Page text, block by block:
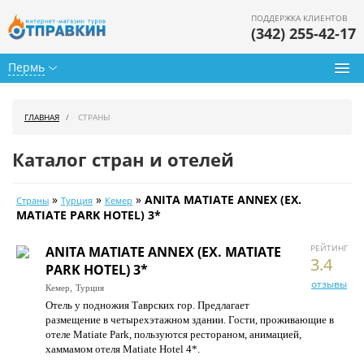
Пермь
ПОДДЕРЖКА КЛИЕНТОВ
(342) 255-42-17
Календарь туров
Цены дня
Страны
Как купить
О нас
ГЛАВНАЯ СТРАНЫ
Каталог стран и отелей
Страны » Турция » Кемер » ANITA MATIATE ANNEX (EX.
MATIATE PARK HOTEL) 3*
РЕЙТИНГ
3.4
отзывы
ANITA MATIATE ANNEX (EX. MATIATE
PARK HOTEL) 3*
Кемер, Турция
Отель у подножия Таврских гор. Предлагает
размещение в четырехэтажном здании. Гости, проживающие в
отеле Matiate Park, пользуются рестораном, анимацией,
хаммамом отеля Matiate Hotel 4*.